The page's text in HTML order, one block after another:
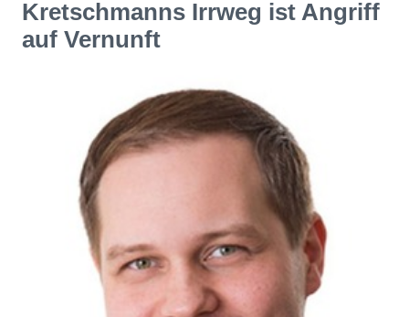
Kretschmanns Irrweg ist Angriff
auf Vernunft